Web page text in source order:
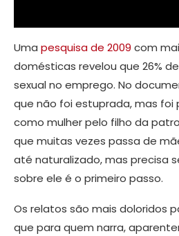
Uma pesquisa de 2009 com
domésticas revelou que 26%
sexual no emprego. No
que não foi estuprada, mas foi
como mulher pelo filho da
que muitas vezes passa de
até naturalizado, mas precisa
sobre ele é o primeiro passo.
Os relatos são mais doloridos
que para quem narra,